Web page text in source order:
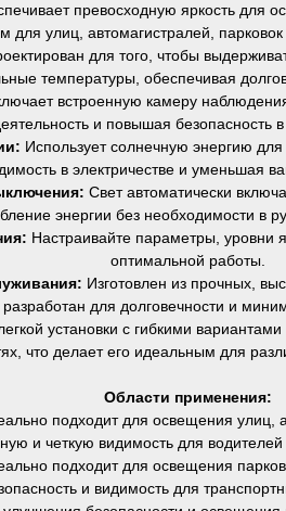
превосходную яркость для
для улиц, автомагистралей,
для того, чтобы
температуры, обеспечивая
встроенную камеру
и повышая безопасность
Использует солнечную энергию
в электричестве и уменьшая
Свет автоматически
энергии без необходимости в
Настраивайте параметры, уровни
оптимальной работы.
Изготовлен из прочных,
разработан для долговечности и
установки с гибкими
что делает его идеальным для
Области применения:
подходит для освещения улиц,
и четкую видимость для
подходит для освещения
и видимость для